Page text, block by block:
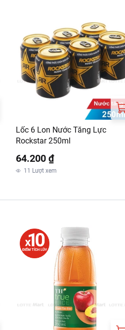
Lốc 6 Lon Nước Tăng Lực
Rockstar 250ml
64.200 ₫
11 Lượt xem